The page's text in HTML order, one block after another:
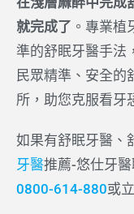
就完成了 。專業
準的舒眠牙醫手法
民眾精準、安全的
所，助您克服看牙
如果有舒眠牙醫、
牙醫推薦-悠仕牙
0800-614-880或